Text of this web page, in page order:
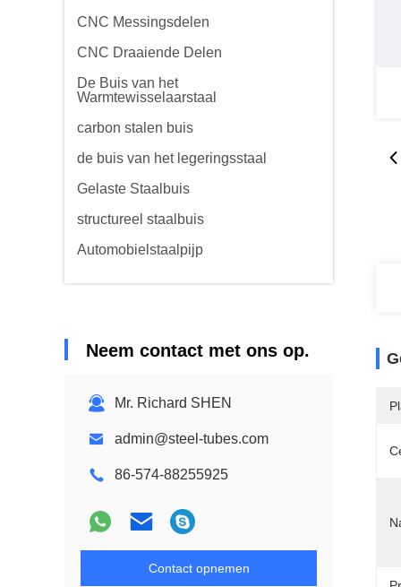
CNC Messingsdelen
CNC Draaiende Delen
De Buis van het
Warmtewisselaarstaal
carbon stalen buis
de buis van het legeringsstaal
Gelaste Staalbuis
structureel staalbuis
Automobielstaalpijp
Neem contact met ons op.
Mr. Richard SHEN
admin@steel-tubes.com
86-574-88255925
Contact opnemen